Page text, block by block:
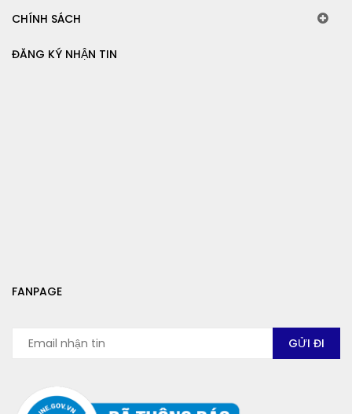
CHÍNH SÁCH
ĐĂNG KÝ NHẬN TIN
FANPAGE